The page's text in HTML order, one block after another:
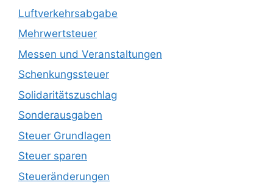
Luftverkehrsabgabe
Mehrwertsteuer
Messen und Veranstaltungen
Schenkungssteuer
Solidaritätszuschlag
Sonderausgaben
Steuer Grundlagen
Steuer sparen
Steueränderungen